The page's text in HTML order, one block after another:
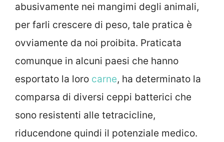
abusivamente nei mangimi degli animali,
per farli crescere di peso, tale pratica è
ovviamente da noi proibita. Praticata
comunque in alcuni paesi che hanno
esportato la loro carne, ha determinato la
comparsa di diversi ceppi batterici che
sono resistenti alle tetracicline,
riducendone quindi il potenziale medico.